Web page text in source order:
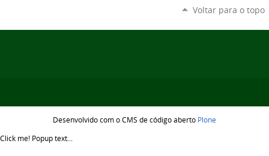
Voltar para o topo
Desenvolvido com o CMS de código aberto Plone
Click me! Popup text...